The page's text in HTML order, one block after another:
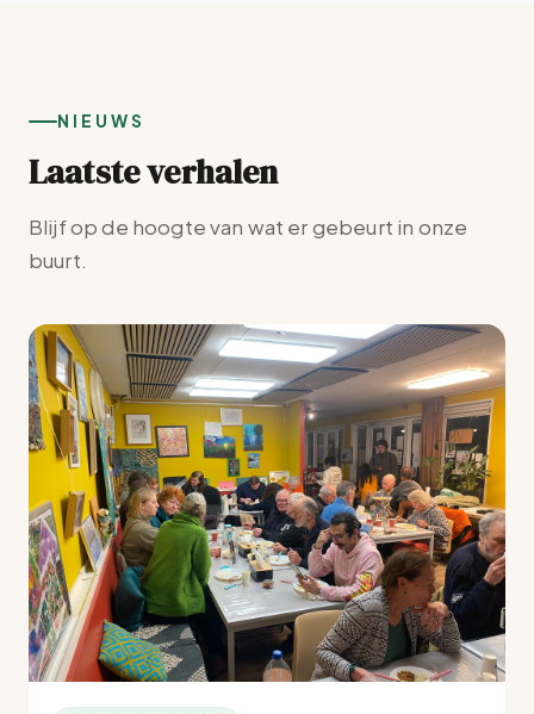
NIEUWS
Laatste verhalen
Blijf op de hoogte van wat er gebeurt in onze
buurt.